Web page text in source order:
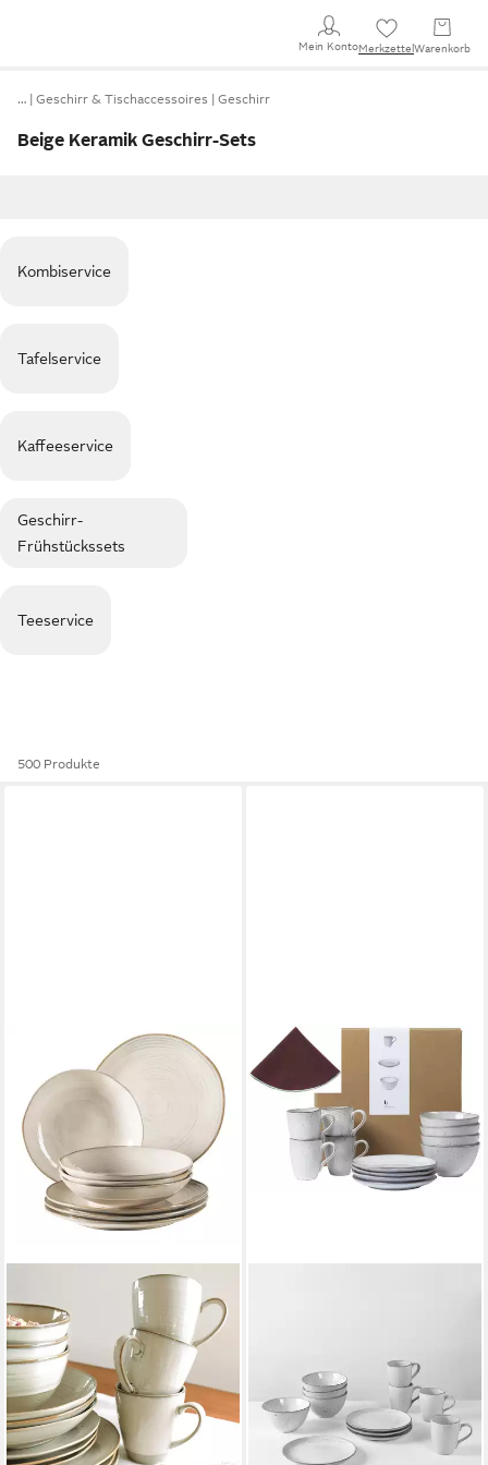
Mein KontoMerkzettel Warenkorb
… Geschirr & Tischaccessoires Geschirr
Beige Keramik Geschirr-Sets
Kombiservice
Tafelservice
Kaffeeservice
Geschirr-
Frühstückssets
Teeservice
500 Produkte